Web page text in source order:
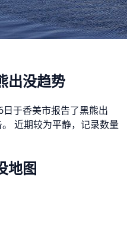
出没趋势
于香美市报告了黑熊出
近期较为平静，记录数量
地图